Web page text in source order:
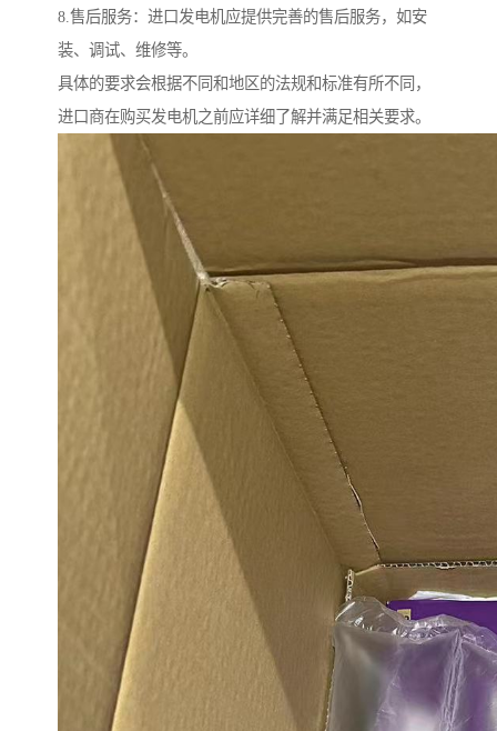
8.售后服务：进口发电机应提供完善的售后服务，如安
装、调试、维修等。
具体的要求会根据不同和地区的法规和标准有所不同，
进口商在购买发电机之前应详细了解并满足相关要求。